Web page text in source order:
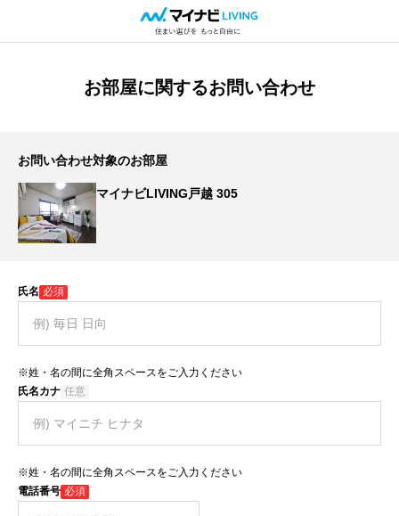
お部屋に関するお問い合わせ
お問い合わせ対象のお部屋
マイナビLIVING戸越 305
氏名 必須
※姓・名の間に全角スペースをご入力ください
氏名カナ 任意
※姓・名の間に全角スペースをご入力ください
電話番号 必須